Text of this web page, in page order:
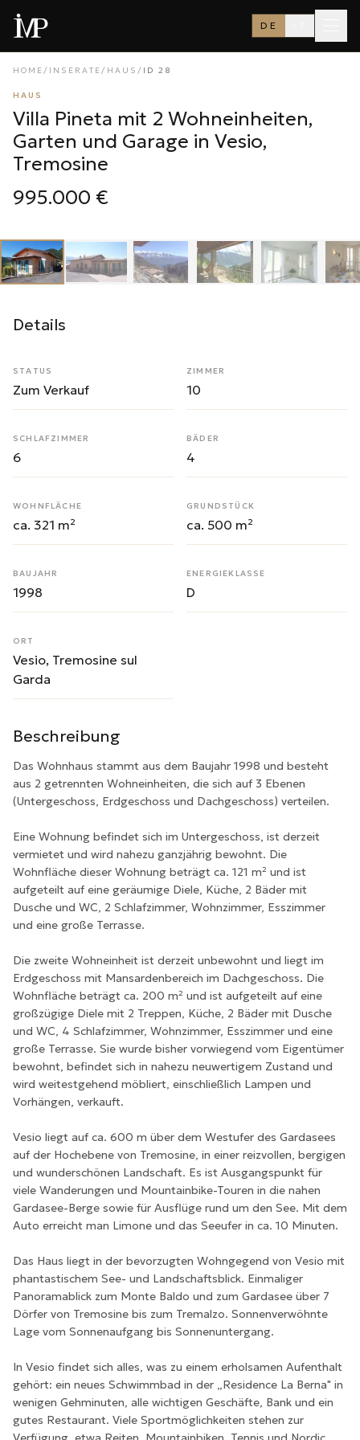
DE
HOME/ INSERATE/ HAUS / ID 28
HAUS
Villa Pineta mit 2 Wohneinheiten,
Garten und Garage in Vesio,
Tremosine
995.000 €
Details
STATUS
Zum Verkauf
ZIMMER
10
SCHLAFZIMMER
6
BÄDER
4
WOHNFLÄCHE
ca. 321 m²
GRUNDSTÜCK
ca. 500 m²
BAUJAHR
1998
ENERGIEKLASSE
D
ORT
Vesio, Tremosine sul
Garda
Beschreibung
Das Wohnhaus stammt aus dem Baujahr 1998 und besteht
aus 2 getrennten Wohneinheiten, die sich auf 3 Ebenen
(Untergeschoss, Erdgeschoss und Dachgeschoss) verteilen.
Eine Wohnung befindet sich im Untergeschoss, ist derzeit
vermietet und wird nahezu ganzjährig bewohnt. Die
Wohnfläche dieser Wohnung beträgt ca. 121 m² und ist
aufgeteilt auf eine geräumige Diele, Küche, 2 Bäder mit
Dusche und WC, 2 Schlafzimmer, Wohnzimmer, Esszimmer
und eine große Terrasse.
Die zweite Wohneinheit ist derzeit unbewohnt und liegt im
Erdgeschoss mit Mansardenbereich im Dachgeschoss. Die
Wohnfläche beträgt ca. 200 m² und ist aufgeteilt auf eine
großzügige Diele mit 2 Treppen, Küche, 2 Bäder mit Dusche
und WC, 4 Schlafzimmer, Wohnzimmer, Esszimmer und eine
große Terrasse. Sie wurde bisher vorwiegend vom Eigentümer
bewohnt, befindet sich in nahezu neuwertigem Zustand und
wird weitestgehend möbliert, einschließlich Lampen und
Vorhängen, verkauft.
Vesio liegt auf ca. 600 m über dem Westufer des Gardasees
auf der Hochebene von Tremosine, in einer reizvollen, bergigen
und wunderschönen Landschaft. Es ist Ausgangspunkt für
viele Wanderungen und Mountainbike-Touren in die nahen
Gardasee-Berge sowie für Ausflüge rund um den See. Mit dem
Auto erreicht man Limone und das Seeufer in ca. 10 Minuten.
Das Haus liegt in der bevorzugten Wohngegend von Vesio mit
phantastischem See- und Landschaftsblick. Einmaliger
Panoramablick zum Monte Baldo und zum Gardasee über 7
Dörfer von Tremosine bis zum Tremalzo. Sonnenverwöhnte
Lage vom Sonnenaufgang bis Sonnenuntergang.
In Vesio findet sich alles, was zu einem erholsamen Aufenthalt
gehört: ein neues Schwimmbad in der „Residence La Berna" in
wenigen Gehminuten, alle wichtigen Geschäfte, Bank und ein
gutes Restaurant. Viele Sportmöglichkeiten stehen zur